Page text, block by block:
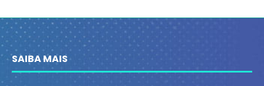
SAIBA MAIS